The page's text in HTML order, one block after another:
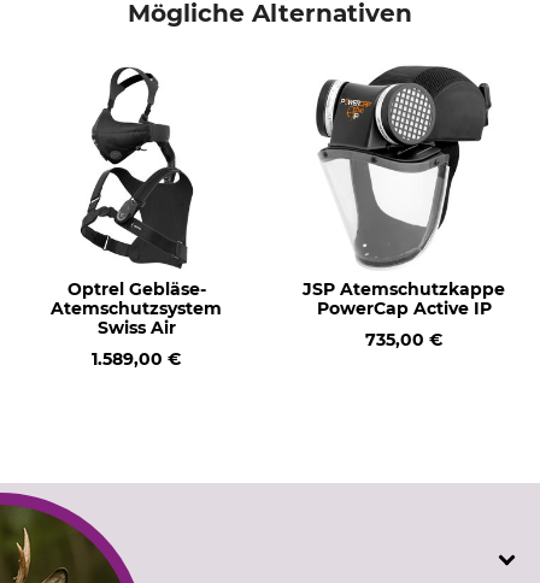
Mögliche Alternativen
Optrel Gebläse-
Atemschutzsystem
Swiss Air
1.589,00 €
JSP Atemschutzkappe
PowerCap Active IP
735,00 €
SERVICE